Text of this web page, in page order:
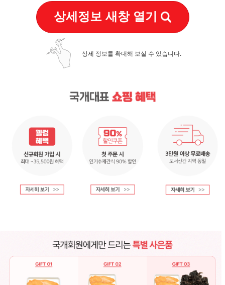
상세정보 새창 열기
상세 정보를 확대해 보실 수 있습니다.